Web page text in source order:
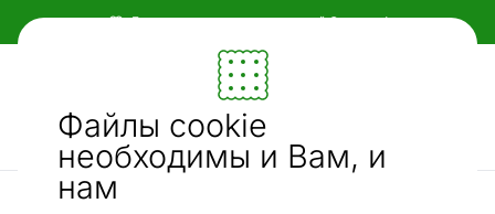
Файлы cookie
необходимы и Вам, и
нам
Бесплатная доставка по всей Эстонии!
Мебель и убранство - ON24
Ищи...